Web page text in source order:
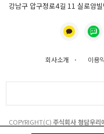
강남구 압구정로4길 11 실로암
회사소개 · 이용
COPYRIGHT(C)주식회사 청담우리